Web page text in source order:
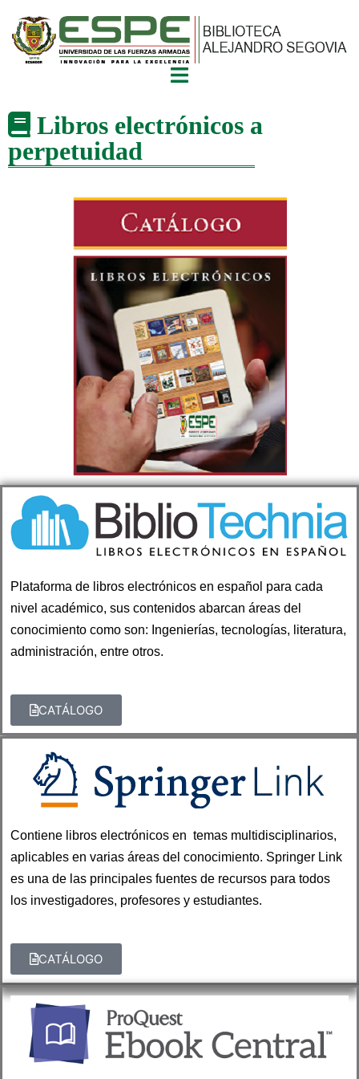
Libros electrónicos a
perpetuidad
Plataforma de libros electrónicos en español para cada
nivel académico, sus contenidos abarcan áreas del
conocimiento como son: Ingenierías, tecnologías, literatura,
administración, entre otros.
CATÁLOGO
Contiene libros electrónicos en temas multidisciplinarios,
aplicables en varias áreas del conocimiento. Springer Link
es una de las principales fuentes de recursos para todos
los investigadores, profesores y estudiantes.
CATÁLOGO